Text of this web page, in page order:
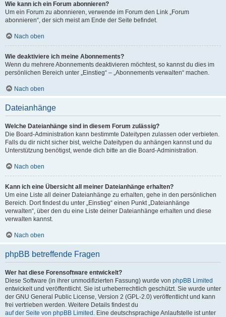
Wie kann ich ein Forum abonnieren?
Um ein Forum zu abonnieren, verwende im Forum den Link „Forum
abonnieren“, der sich meist am Ende der Seite befindet.
Nach oben
Wie deaktiviere ich meine Abonnements?
Wenn du mehrere Abonnements deaktivieren möchtest, so kannst du dies im
persönlichen Bereich unter „Einstieg“ – „Abonnements verwalten“ machen.
Nach oben
Dateianhänge
Welche Dateianhänge sind in diesem Forum zulässig?
Die Board-Administration kann bestimmte Dateitypen zulassen oder verbieten.
Falls du dir nicht sicher bist, welche Dateitypen du anhängen kannst und du
Unterstützung benötigst, wende dich bitte an die Board-Administration.
Nach oben
Kann ich eine Übersicht all meiner Dateianhänge erhalten?
Um eine Liste all deiner Dateianhänge zu erhalten, gehe in den persönlichen
Bereich. Dort findest du unter „Einstieg“ einen Punkt „Dateianhänge
verwalten“, über den du eine Liste deiner Dateianhänge erhalten und diese
verwalten kannst.
Nach oben
phpBB betreffende Fragen
Wer hat diese Forensoftware entwickelt?
Diese Software (in ihrer unmodifizierten Fassung) wurde von phpBB Limited
entwickelt und veröffentlicht. Sie ist urheberrechtlich geschützt. Sie wurde unter
der GNU General Public License, Version 2 (GPL-2.0) veröffentlicht und kann
frei vertrieben werden. Weitere Details findest du
auf der Seite von phpBB Limited . Eine deutschsprachige Anlaufstelle ist unter